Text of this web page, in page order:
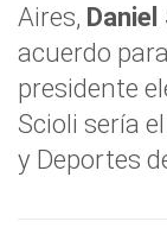
Aires, Daniel
acuerdo
presidente
Scioli sería
y Deportes